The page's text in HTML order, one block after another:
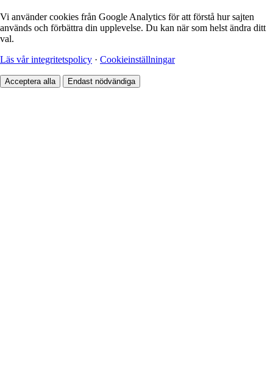
Vi använder cookies från Google Analytics för att förstå hur sajten
används och förbättra din upplevelse. Du kan när som helst ändra ditt
val.
Läs vår integritetspolicy · Cookieinställningar
Acceptera alla Endast nödvändiga